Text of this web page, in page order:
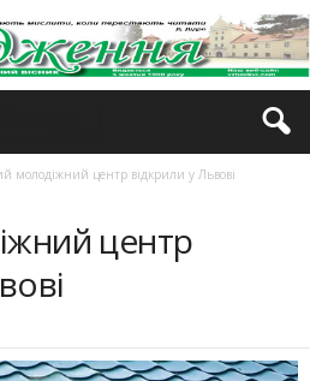
молодіжний центр відкрили у Львові
центр